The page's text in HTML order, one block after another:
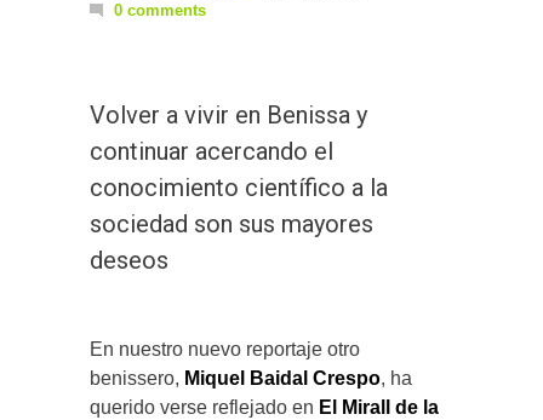
0 comments
Volver a vivir en Benissa y
continuar acercando el
conocimiento científico a la
sociedad son sus mayores
deseos
En nuestro nuevo reportaje otro
benissero, Miquel Baidal Crespo, ha
querido verse reflejado en El Mirall de la